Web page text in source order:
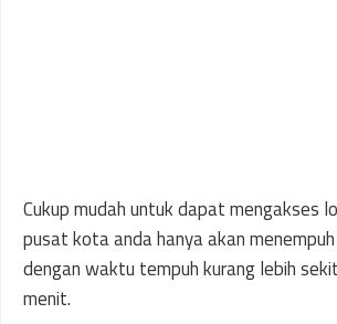
Cukup mudah untuk dapat mengakses
pusat kota anda hanya akan
dengan waktu tempuh kurang lebih
menit.